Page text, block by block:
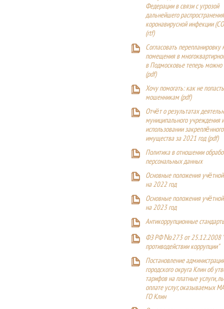
Федерации в связи с угрозой
дальнейшего
коронавирусной инфекции
(rtf)
Согласовать перепланировку
помещения в
в Подмосковье теперь можно
(pdf)
Хочу помогать: как не
мошенникам (pdf)
Отчёт о результатах
муниципального учреждения
использовании
имущества за 2021 год (pdf)
Политика в отношении
персональных данных
Основные положения
на 2022 год
Основные положения
на 2023 год
Антикоррупционные
ФЗ РФ №273 от 25.12.2008
противодействии коррупции"
Постановление
городского округа Клин об
тарифов на платные услуги,
оплате услуг, оказываемых
ГО Клин